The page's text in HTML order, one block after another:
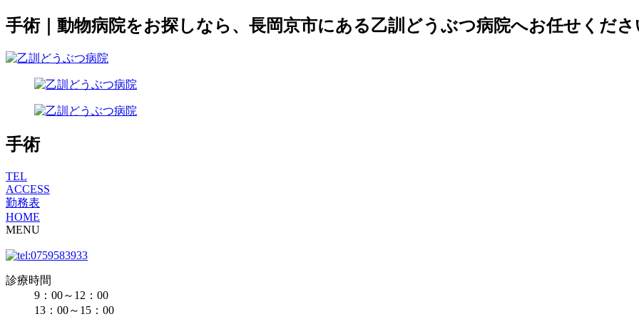
手術｜動物病院をお探しなら、長岡京市にある乙訓どうぶつ病院へお任せくださ
手術
TEL
ACCESS
勤務表
HOME
MENU
診療時間
9：00～12：00
13：00～15：00